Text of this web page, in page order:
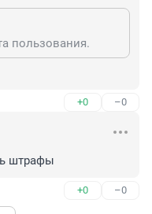
пользования.
+0 –0
штрафы
+0 –0